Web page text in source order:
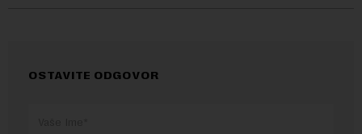
OSTAVITE ODGOVOR